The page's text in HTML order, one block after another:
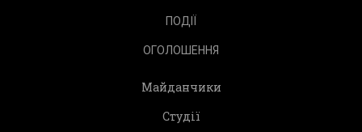
ПОДІЇ
ОГОЛОШЕННЯ
Майданчики
Студії